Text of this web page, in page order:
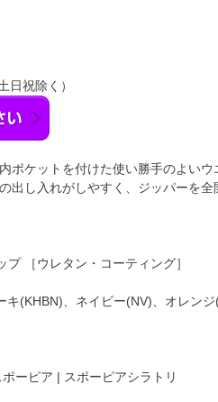
日祝除く）
ポケットを付けた使い勝手のよい
出し入れがしやすく、ジッパーを
プ ［ウレタン・コーティング］
キ(KHBN)、ネイビー(NV)、オレン
ーピア | スポーピアシラトリ